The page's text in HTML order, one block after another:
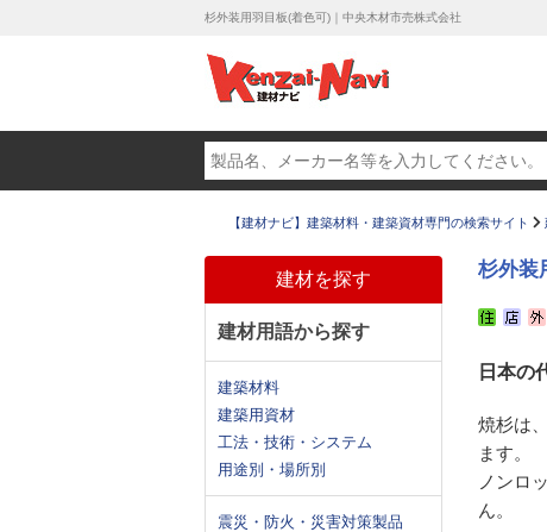
杉外装用羽目板(着色可)｜中央木材市売株式会社
【建材ナビ】建築材料・建築資材専門の検索サイト
建材を探す
建材用語から探す
建築材料
建築用資材
工法・技術・システム
用途別・場所別
震災・防火・災害対策製品
杉外装
日本の
焼杉は
ます。
ノンロ
ん。